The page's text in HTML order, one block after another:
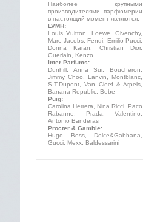
Наиболее крупными
производителями парфюмерии
в настоящий момент являются:
LVMH:
Louis Vuitton, Loewe, Givenchy,
Marc Jacobs, Fendi, Emilio Pucci,
Donna Karan, Christian Dior,
Guerlain, Kenzo
Inter Parfums:
Dunhill, Anna Sui, Boucheron,
Jimmy Choo, Lanvin, Montblanc,
S.T.Dupont, Van Cleef & Arpels,
Banana Republic, Bebe
Puig:
Carolina Herrera, Nina Ricci, Paco
Rabanne, Prada, Valentino,
Antonio Banderas
Procter & Gamble:
Hugo Boss, Dolce&Gabbana,
Gucci, Mexx, Baldessarini